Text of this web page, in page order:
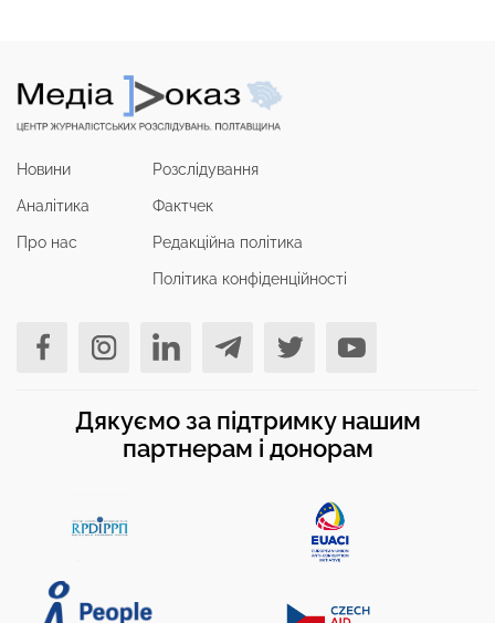
Новини
Аналітика
Про нас
Розслідування
Фактчек
Редакційна політика
Політика конфіденційності
Дякуємо за підтримку нашим
партнерам і донорам